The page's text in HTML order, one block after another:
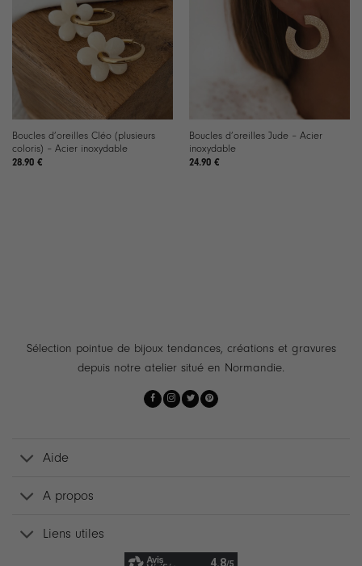
Boucles d’oreilles Cléo (plusieurs
coloris) – Acier inoxydable
28.90 €
Boucles d’oreilles Jude – Acier
inoxydable
24.90 €
Sélection pointue de bijoux tendances, créations et gravures
depuis notre atelier situé en Normandie.
Aide
A propos
Liens utiles